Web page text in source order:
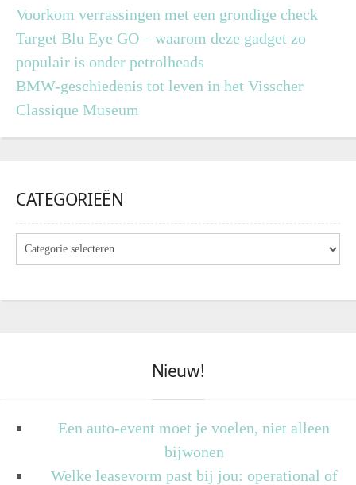
Voorkom verrassingen met een grondige check
Target Blu Eye GO – waarom deze gadget zo
populair is onder petrolheads
BMW-geschiedenis tot leven in het Visscher
Classique Museum
CATEGORIEËN
Nieuw!
Een auto-event moet je voelen, niet alleen
bijwonen
Welke leasevorm past bij jou: operational of